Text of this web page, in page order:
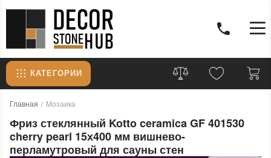
КАТЕГОРИИ
Главная Мозаика
Фриз стеклянный Kotto ceramica GF 401530
cherry pearl 15х400 мм вишнево-
перламутровый для сауны стен